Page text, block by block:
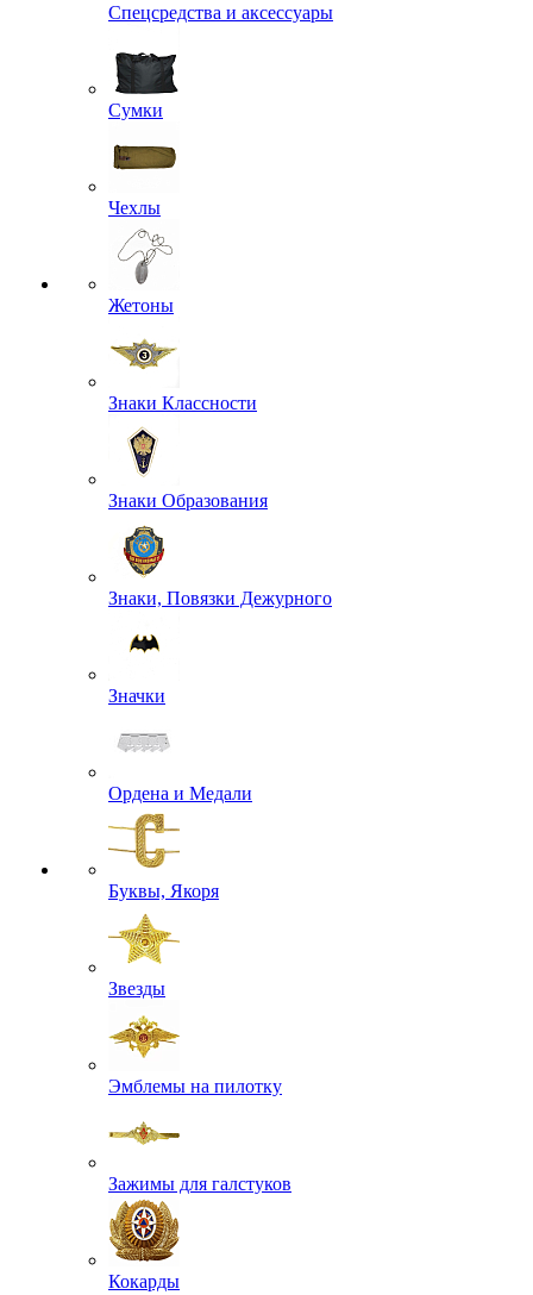
Спецсредства и аксессуары
Сумки
Чехлы
Жетоны
Знаки Классности
Знаки Образования
Знаки, Повязки Дежурного
Значки
Ордена и Медали
Буквы, Якоря
Звезды
Эмблемы на пилотку
Зажимы для галстуков
Кокарды